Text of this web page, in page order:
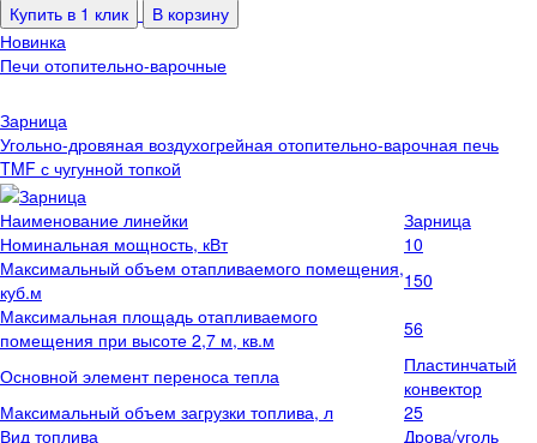
Купить в 1 клик
В корзину
Новинка
Печи отопительно-варочные
Зарница
Угольно-дровяная воздухогрейная отопительно-варочная печь
TMF с чугунной топкой
Наименование линейки
Зарница
Номинальная мощность, кВт
10
Максимальный объем отапливаемого помещения,
куб.м
150
Максимальная площадь отапливаемого
помещения при высоте 2,7 м, кв.м
56
Основной элемент переноса тепла
Пластинчатый
конвектор
Максимальный объем загрузки топлива, л
25
Вид топлива
Дрова/уголь